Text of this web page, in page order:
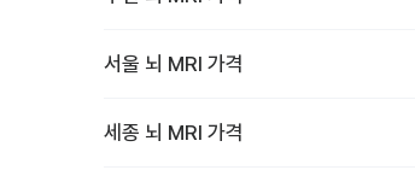
서울 뇌 MRI 가격
세종 뇌 MRI 가격